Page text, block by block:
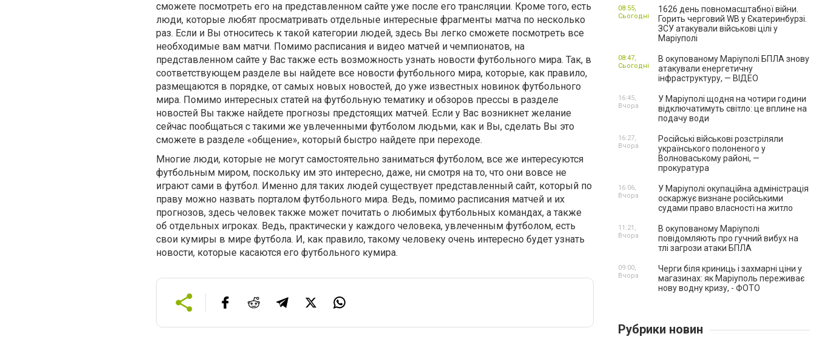
сможете посмотреть его на представленном сайте уже после его трансляции. Кроме того, есть
люди, которые любят просматривать отдельные интересные фрагменты матча по несколько
раз. Если и Вы относитесь к такой категории людей, здесь Вы легко сможете посмотреть все
необходимые вам матчи. Помимо расписания и видео матчей и чемпионатов, на
представленном сайте у Вас также есть возможность узнать новости футбольного мира. Так, в
соответствующем разделе вы найдете все новости футбольного мира, которые, как правило,
размещаются в порядке, от самых новых новостей, до уже известных новинок футбольного
мира. Помимо интересных статей на футбольную тематику и обзоров прессы в разделе
новостей Вы также найдете прогнозы предстоящих матчей. Если у Вас возникнет желание
сейчас пообщаться с такими же увлеченными футболом людьми, как и Вы, сделать Вы это
сможете в разделе «общение», который быстро найдете при переходе.
Многие люди, которые не могут самостоятельно заниматься футболом, все же интересуются
футбольным миром, поскольку им это интересно, даже, ни смотря на то, что они вовсе не
играют сами в футбол. Именно для таких людей существует представленный сайт, который по
праву можно назвать порталом футбольного мира. Ведь, помимо расписания матчей и их
прогнозов, здесь человек также может почитать о любимых футбольных командах, а также
об отдельных игроках. Ведь, практически у каждого человека, увлеченным футболом, есть
свои кумиры в мире футбола. И, как правило, такому человеку очень интересно будет узнать
новости, которые касаются его футбольного кумира.
1626 день повномасштабної війни.
Горить черговий WB у Єкатеринбурзі.
ЗСУ атакували військові цілі у
Маріуполі
08:55,
Сьогодні
В окупованому Маріуполі БПЛА знову
атакували енергетичну
інфраструктуру, — ВІДЕО
08:47,
Сьогодні
У Маріуполі щодня на чотири години
відключатимуть світло: це вплине на
подачу води
16:45,
Вчора
Російські військові розстріляли
українського полоненого у
Волноваському районі, —
прокуратура
16:27,
Вчора
У Маріуполі окупаційна адміністрація
оскаржує визнане російськими
судами право власності на житло
16:06,
Вчора
В окупованому Маріуполі
повідомляють про гучний вибух на
тлі загрози атаки БПЛА
11:21,
Вчора
Черги біля криниць і захмарні ціни у
магазинах: як Маріуполь переживає
нову водну кризу, - ФОТО
09:00,
Вчора
Рубрики новин